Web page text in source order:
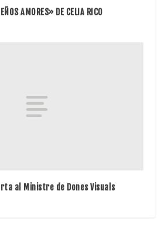
AMORES» DE CELIA RICO
al Ministre de Dones Visuals